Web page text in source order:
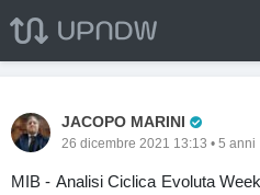
JACOPO MARINI
26 dicembre 2021 13:13 • 5 anni
MIB - Analisi Ciclica Evoluta